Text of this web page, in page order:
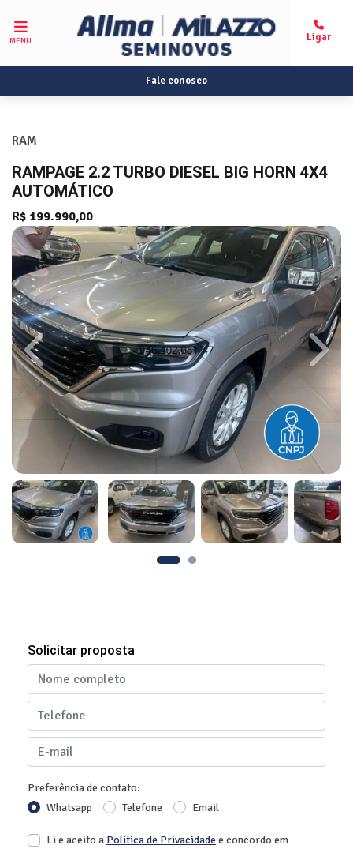
MENU
Fale conosco
RAM
RAMPAGE 2.2 TURBO DIESEL BIG HORN 4X4
AUTOMÁTICO
R$ 199.990,00
Previous Next
Solicitar proposta
Preferência de contato:
Whatsapp
Telefone Email
Li e aceito a Política de Privacidadee concordo em